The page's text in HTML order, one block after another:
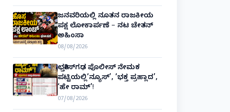
ಜನವರಿಯಲ್ಲಿ ನೂತನ ರಾಜಕೀಯ
ಪಕ್ಷ ಲೋಕಾರ್ಪಣೆ – ನಟ ಚೇತನ್
ಅಹಿಂಸಾ
08/08/2026
ಛತ್ತೀಸ್‌ಗಢ ಪೊಲೀಸ್ ನೇಮಕ
ಪಟ್ಟಿಯಲ್ಲಿ‘ನ್ಯೂಸ್’, ‘ಭಕ್ತ ಪ್ರಹ್ಲಾದ’,
‘ಹೇ ರಾಮ್’!
07/08/2026